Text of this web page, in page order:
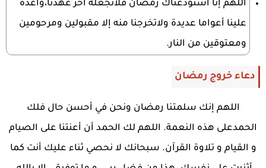
اللهم إنا استودعناك رمضان فلاتجعله آخر عهدنا،وأعده
علينا أعواما عديدة ولاتخرجنا منه إلا مقبولين ومرحومين
ومعتوقين من النار.
دعاء خروج رمضان
اللهم إنك سلمتنا رمضان ونحن في أحسن حال فلك
الحمدعلى هذه النعمة. اللهم لك الحمد أن أعنتنا على الصيام
و القيام و تلاوة القرآن. سبحانك لا نحصي ثناء عليك أنت كما